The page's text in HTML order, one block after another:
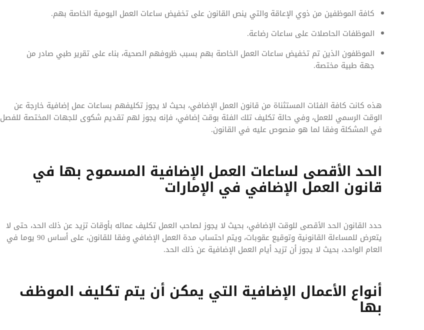
كافة الموظفين من ذوي الإعاقة والتي ينص القانون على تخفيض ساعات العمل اليومية الخاصة بهم.
الموظفات الحاصلات على ساعات رضاعة.
الموظفون الذين تم تخفيض ساعات العمل الخاصة بهم بسبب ظروفهم الصحية، بناء على تقرير طبي صادر من
جهة طبية مختصة.
هذه كانت كافة الفئات المستثناة من قانون العمل الإضافي، بحيث لا يجوز تكليفهم بساعات عمل إضافية خارجة عن
الوقت الرسمي للعمل، وفي حالة تكليف تلك الفئة بوقت إضافي، فإنه يجوز لهم تقديم شكوى للجهات المختصة للفصل
في المشكلة وفقا لما هو منصوص عليه في القانون.
الحد الأقصى لساعات العمل الإضافية المسموح بها في
قانون العمل الإضافي في الإمارات
حدد القانون الحد الأقصى للوقت الإضافي، بحيث لا يجوز لصاحب العمل تكليف عماله بأوقات تزيد عن ذلك الحد، حتى لا
يتعرض للمساءلة القانونية وتوقيع عقوبات، ويتم احتساب مدة العمل الإضافي وفقا للقانون، على أساس 90 يوما في
العام الواحد، بحيث لا يجوز أن تزيد أيام العمل الإضافية عن ذلك الحد.
أنواع الأعمال الإضافية التي يمكن أن يتم تكليف الموظف
بها